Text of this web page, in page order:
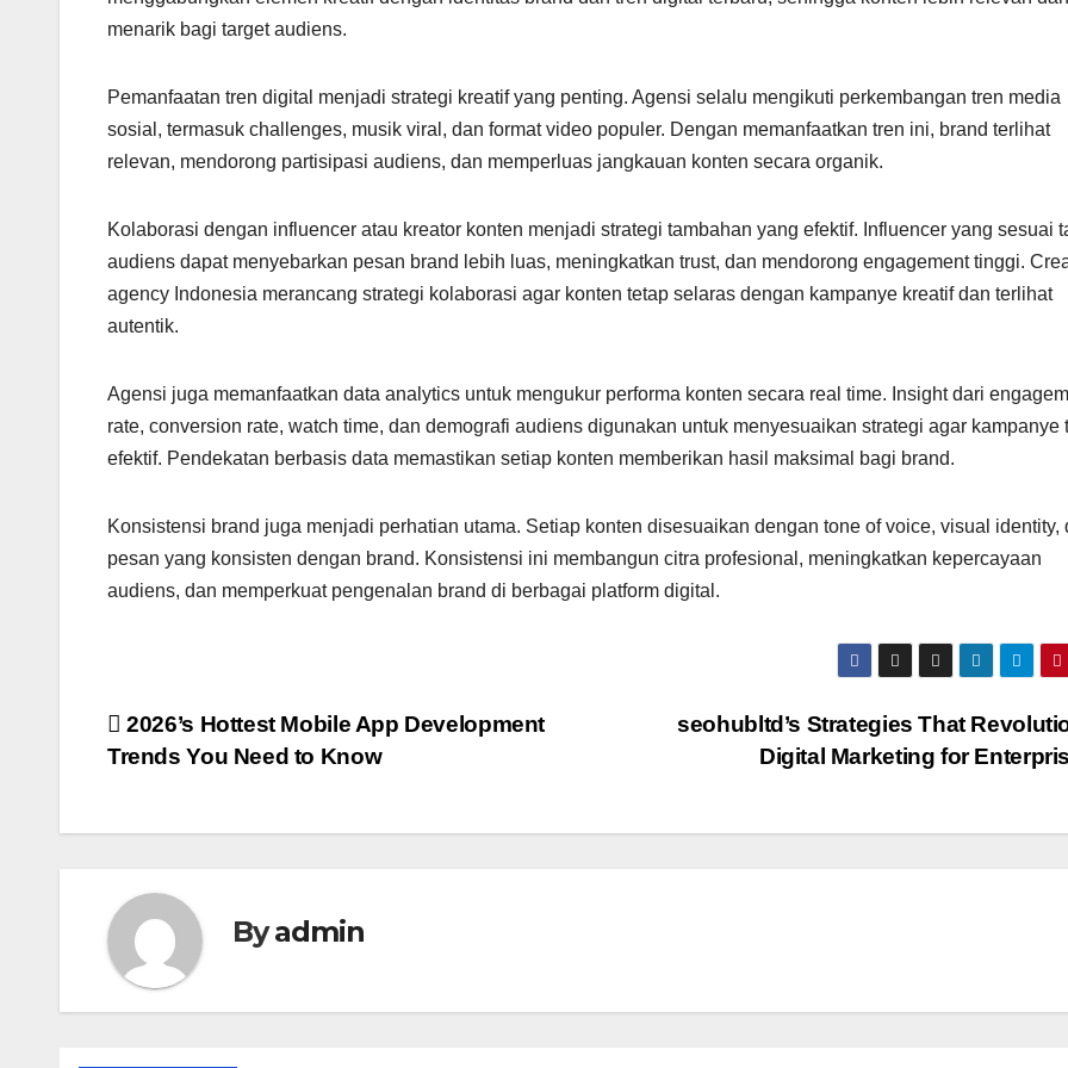
menarik bagi target audiens.
Pemanfaatan tren digital menjadi strategi kreatif yang penting. Agensi selalu mengikuti perkembangan tren media
sosial, termasuk challenges, musik viral, dan format video populer. Dengan memanfaatkan tren ini, brand terlihat
relevan, mendorong partisipasi audiens, dan memperluas jangkauan konten secara organik.
Kolaborasi dengan influencer atau kreator konten menjadi strategi tambahan yang efektif. Influencer yang sesuai
audiens dapat menyebarkan pesan brand lebih luas, meningkatkan trust, dan mendorong engagement tinggi.
agency Indonesia merancang strategi kolaborasi agar konten tetap selaras dengan kampanye kreatif dan terlihat
autentik.
Agensi juga memanfaatkan data analytics untuk mengukur performa konten secara real time. Insight dari
rate, conversion rate, watch time, dan demografi audiens digunakan untuk menyesuaikan strategi agar kampanye
efektif. Pendekatan berbasis data memastikan setiap konten memberikan hasil maksimal bagi brand.
Konsistensi brand juga menjadi perhatian utama. Setiap konten disesuaikan dengan tone of voice, visual identity,
pesan yang konsisten dengan brand. Konsistensi ini membangun citra profesional, meningkatkan kepercayaan
audiens, dan memperkuat pengenalan brand di berbagai platform digital.
Post
seohubltd’s Strategies That
Digital Marketing for
2026’s Hottest Mobile App Development
Trends You Need to Know
Byadmin